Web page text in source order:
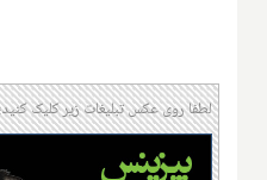
لطفا روی عکس تبلیغات زیر کلیک